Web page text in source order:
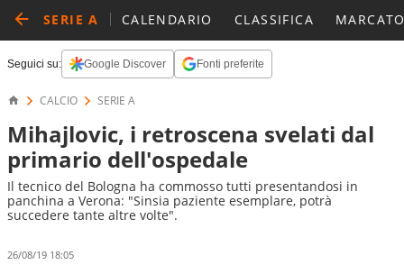
SERIE A CALENDARIO CLASSIFICA
Seguici su: Google Discover Fonti preferite
CALCIO SERIE A
Mihajlovic, i retroscena svelati dal
primario dell'ospedale
Il tecnico del Bologna ha commosso tutti presentandosi in
panchina a Verona: "Sinsia paziente esemplare, potrà
succedere tante altre volte".
26/08/19 18:05